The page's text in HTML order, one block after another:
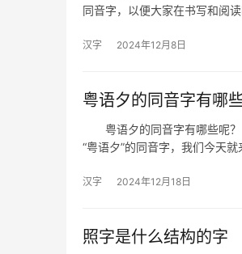
同音字，以便大家在书写和
汉字 2024年12月8日
粤语夕的同音字有哪
粤语夕的同音字有哪些呢？
“粤语夕”的同音字，我们今天
汉字 2024年12月18日
照字是什么结构的字